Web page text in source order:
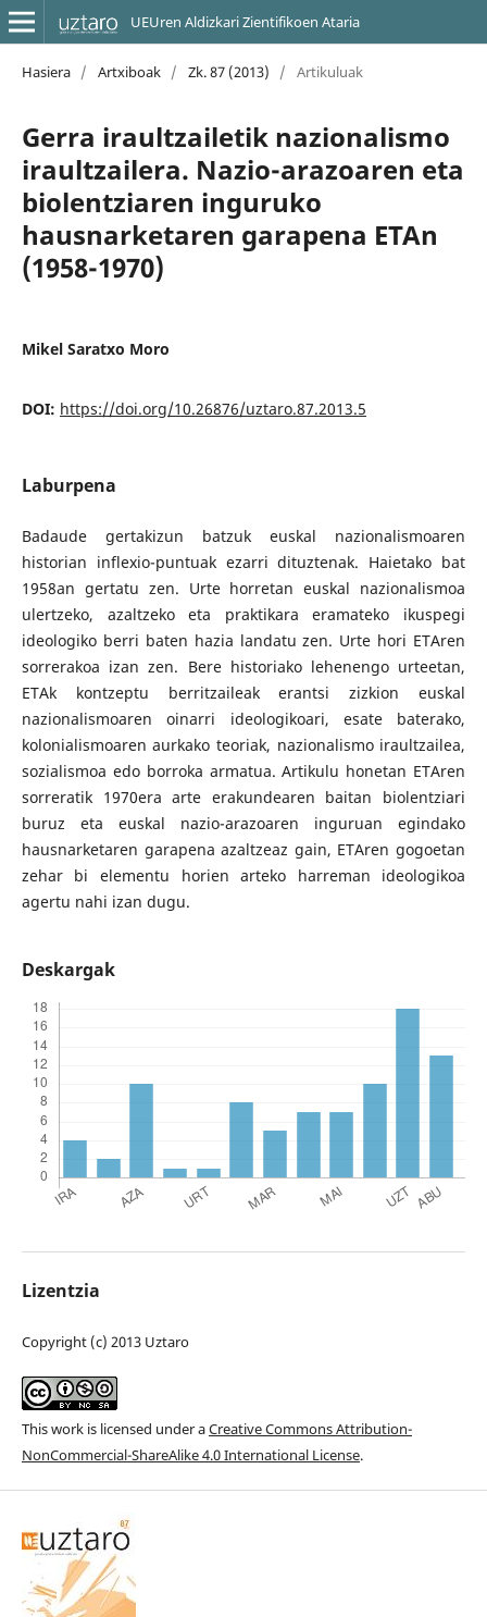
UEUren Aldizkari Zientifikoen Ataria
Hasiera / Artxiboak / Zk. 87 (2013) / Artikuluak
Gerra iraultzailetik nazionalismo
iraultzailera. Nazio-arazoaren eta
biolentziaren inguruko
hausnarketaren garapena ETAn
(1958-1970)
Mikel Saratxo Moro
DOI: https://doi.org/10.26876/uztaro.87.2013.5
Laburpena
Badaude gertakizun batzuk euskal nazionalismoaren
historian inflexio-puntuak ezarri dituztenak. Haietako bat
1958an gertatu zen. Urte horretan euskal nazionalismoa
ulertzeko, azaltzeko eta praktikara eramateko ikuspegi
ideologiko berri baten hazia landatu zen. Urte hori ETAren
sorrerakoa izan zen. Bere historiako lehenengo urteetan,
ETAk kontzeptu berritzaileak erantsi zizkion euskal
nazionalismoaren oinarri ideologikoari, esate baterako,
kolonialismoaren aurkako teoriak, nazionalismo iraultzailea,
sozialismoa edo borroka armatua. Artikulu honetan ETAren
sorreratik 1970era arte erakundearen baitan biolentziari
buruz eta euskal nazio-arazoaren inguruan egindako
hausnarketaren garapena azaltzeaz gain, ETAren gogoetan
zehar bi elementu horien arteko harreman ideologikoa
agertu nahi izan dugu.
Deskargak
Lizentzia
Copyright (c) 2013 Uztaro
This work is licensed under aCreative Commons Attribution-
NonCommercial-ShareAlike 4.0 International License.